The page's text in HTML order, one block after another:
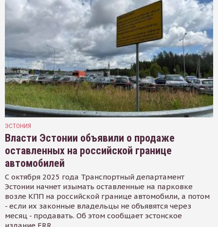
ЭСТОНИЯ
Власти Эстонии объявили о продаже
оставленных на российской границе
автомобилей
С октября 2025 года Транспортный департамент
Эстонии начнет изымать оставленные на парковке
возле КПП на российской границе автомобили, а потом
- если их законные владельцы не объявятся через
месяц - продавать. Об этом сообщает эстонское